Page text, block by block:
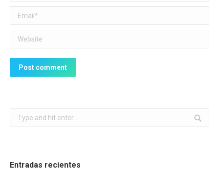
Email *
Website
Post comment
Search:
Entradas recientes